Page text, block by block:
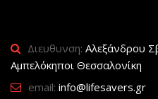
Διευθυνση: Αλεξάνδρου
Αμπελόκηποι Θεσσαλονίκη
email: info@lifesavers.gr